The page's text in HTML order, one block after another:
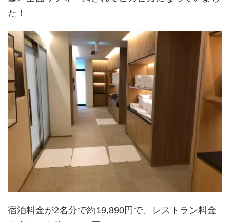
た！
宿泊料金が2名分で約19,890円で、レストラン料金